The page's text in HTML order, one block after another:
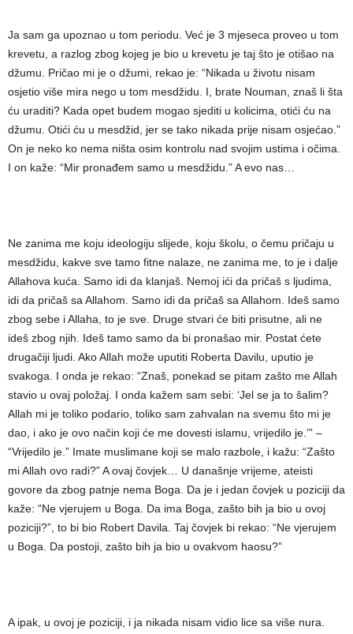
Ja sam ga upoznao u tom periodu. Već je 3 mjeseca proveo u tom
krevetu, a razlog zbog kojeg je bio u krevetu je taj što je otišao na
džumu. Pričao mi je o džumi, rekao je: “Nikada u životu nisam
osjetio više mira nego u tom mesdžidu. I, brate Nouman, znaš li šta
ću uraditi? Kada opet budem mogao sjediti u kolicima, otići ću na
džumu. Otići ću u mesdžid, jer se tako nikada prije nisam osjećao.”
On je neko ko nema ništa osim kontrolu nad svojim ustima i očima.
I on kaže: “Mir pronađem samo u mesdžidu.” A evo nas…
Ne zanima me koju ideologiju slijede, koju školu, o čemu pričaju u
mesdžidu, kakve sve tamo fitne nalaze, ne zanima me, to je i dalje
Allahova kuća. Samo idi da klanjaš. Nemoj ići da pričaš s ljudima,
idi da pričaš sa Allahom. Samo idi da pričaš sa Allahom. Ideš samo
zbog sebe i Allaha, to je sve. Druge stvari će biti prisutne, ali ne
ideš zbog njih. Ideš tamo samo da bi pronašao mir. Postat ćete
drugačiji ljudi. Ako Allah može uputiti Roberta Davilu, uputio je
svakoga. I onda je rekao: “Znaš, ponekad se pitam zašto me Allah
stavio u ovaj položaj. I onda kažem sam sebi: ‘Jel se ja to šalim?
Allah mi je toliko podario, toliko sam zahvalan na svemu što mi je
dao, i ako je ovo način koji će me dovesti islamu, vrijedilo je.’” –
“Vrijedilo je.” Imate muslimane koji se malo razbole, i kažu: “Zašto
mi Allah ovo radi?” A ovaj čovjek… U današnje vrijeme, ateisti
govore da zbog patnje nema Boga. Da je i jedan čovjek u poziciji da
kaže: “Ne vjerujem u Boga. Da ima Boga, zašto bih ja bio u ovoj
poziciji?”, to bi bio Robert Davila. Taj čovjek bi rekao: “Ne vjerujem
u Boga. Da postoji, zašto bih ja bio u ovakvom haosu?”
A ipak, u ovoj je poziciji, i ja nikada nisam vidio lice sa više nura.